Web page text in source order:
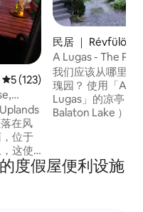
平均评分 5 分（满分 5 分），
5 (123)
在风
位于
这使
种植
有很多
民居 ｜ Révfülöp
A Lugas - The
我们应该从哪里
瑰园？ 使用「A
Lugas」的凉亭？
Balaton Lake ）
树、玫瑰和葡萄架
度假屋便利设施